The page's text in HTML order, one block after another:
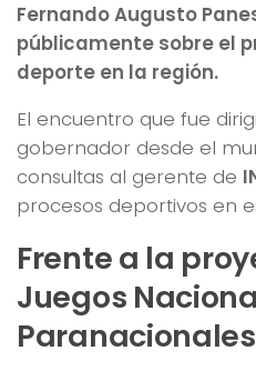
Fernando Augusto
públicamente sobre el
deporte en la región.
El encuentro que fue
gobernador desde el
consultas al gerente de
procesos deportivos en
Frente a la
Juegos